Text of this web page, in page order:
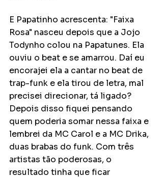
E Papatinho acrescenta: "Faixa
Rosa" nasceu depois que a Jojo
Todynho colou na Papatunes. Ela
ouviu o beat e se amarrou. Daí eu
encorajei ela a cantar no beat de
trap-funk e ela tirou de letra, mal
precisei direcionar, tá ligado?
Depois disso fiquei pensando
quem poderia somar nessa faixa e
lembrei da MC Carol e a MC Drika,
duas brabas do funk. Com três
artistas tão poderosas, o
resultado tinha que ficar